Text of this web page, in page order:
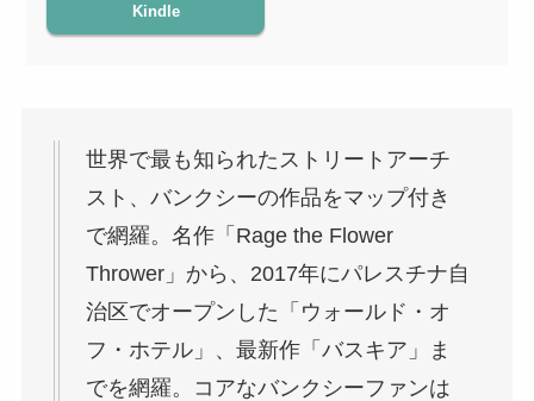
Kindle
世界で最も知られたストリートアーチ
スト、バンクシーの作品をマップ付き
で網羅。名作「Rage the Flower
Thrower」から、2017年にパレスチナ自
治区でオープンした「ウォールド・オ
フ・ホテル」、最新作「バスキア」ま
でを網羅。コアなバンクシーファンは